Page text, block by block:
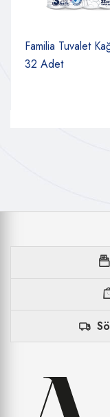
Familia Tuvalet
32 Adet